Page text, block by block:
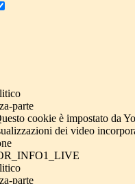
parte
cookie è impostato da
dei video
parte